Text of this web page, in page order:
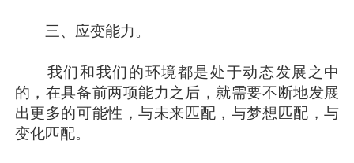
三、应变能力。
我们和我们的环境都是处于动态发展之中
的，在具备前两项能力之后，就需要不断地发展
出更多的可能性，与未来匹配，与梦想匹配，与
变化匹配。